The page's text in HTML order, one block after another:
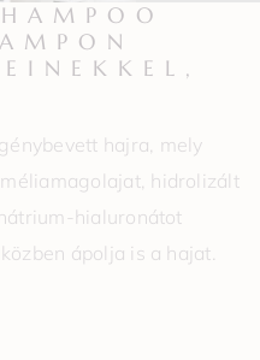
hajra, mely
hidrolizált
hialuronátot
ápolja is a hajat.